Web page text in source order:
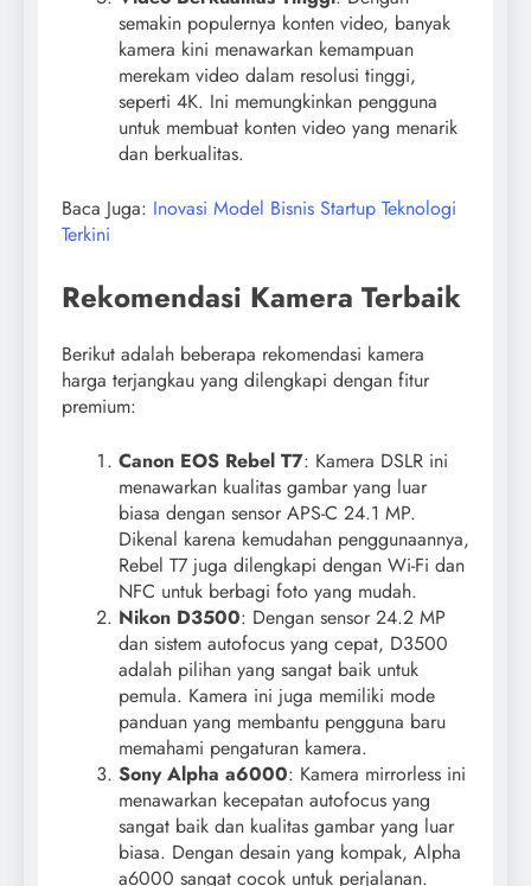
semakin populernya konten video, banyak
kamera kini menawarkan kemampuan
merekam video dalam resolusi tinggi,
seperti 4K. Ini memungkinkan pengguna
untuk membuat konten video yang menarik
dan berkualitas.
Baca Juga: Inovasi Model Bisnis Startup Teknologi
Terkini
Rekomendasi Kamera Terbaik
Berikut adalah beberapa rekomendasi kamera
harga terjangkau yang dilengkapi dengan fitur
premium:
Canon EOS Rebel T7: Kamera DSLR ini
menawarkan kualitas gambar yang luar
biasa dengan sensor APS-C 24.1 MP.
Dikenal karena kemudahan penggunaannya,
Rebel T7 juga dilengkapi dengan Wi-Fi dan
NFC untuk berbagi foto yang mudah.
Nikon D3500: Dengan sensor 24.2 MP
dan sistem autofocus yang cepat, D3500
adalah pilihan yang sangat baik untuk
pemula. Kamera ini juga memiliki mode
panduan yang membantu pengguna baru
memahami pengaturan kamera.
Sony Alpha a6000: Kamera mirrorless ini
menawarkan kecepatan autofocus yang
sangat baik dan kualitas gambar yang luar
biasa. Dengan desain yang kompak, Alpha
a6000 sangat cocok untuk perjalanan.